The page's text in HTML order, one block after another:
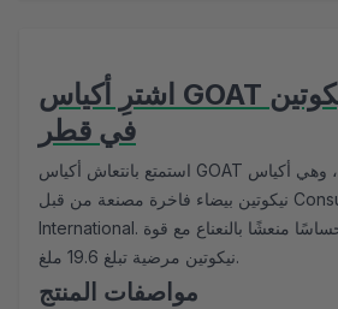
اشترِ أكياس GOAT كول منت للنيكوتين
في قطر
استمتع بانتعاش أكياس GOAT كول منت للنيكوتين، وهي أكياس
نيكوتين بيضاء فاخرة مصنعة من قبل Consumer Brands
International. يوفر كل كيس نحيف إحساسًا منعشًا بالنعناع مع قوة
نيكوتين مرضية تبلغ 19.6 ملغ.
مواصفات المنتج